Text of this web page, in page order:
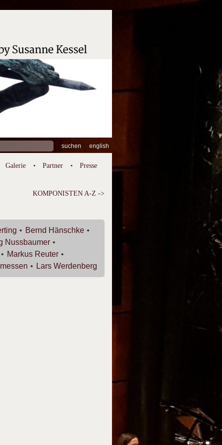
english
Galerie Partner Presse
KOMPONISTEN A-Z ->
Bernd Hänschke
Nussbaumer
Markus Reuter
Lars Werdenberg